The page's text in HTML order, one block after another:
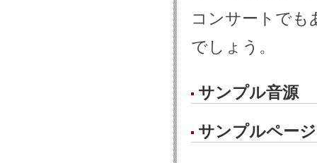
コンサートでも
でしょう。
サンプル音源
サンプルページ